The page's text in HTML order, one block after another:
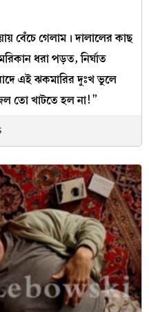
বেঁচে গেলাম। দালালের কাছ
ধরা পড়ত, নির্ঘাত
এই ঝকমারির দুঃখ ভুলে
তো খাটতে হল না!”